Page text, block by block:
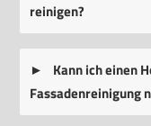
reinigen?
Kann ich einen
Fassadenreinigung